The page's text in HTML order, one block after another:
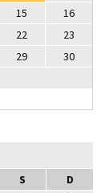
15
16
22
23
29
30
S
D